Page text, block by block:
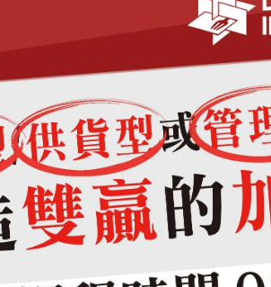
未來藍圖 ・ 給新人的話
車上學時，突然不想再進校園，於是就這
。
專業中被尊敬」的氣場，讓他萌生成為